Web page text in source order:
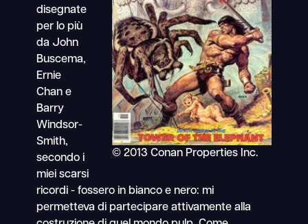
© 2013 Conan Properties Inc.
disegnate
per lo più
da John
Buscema,
Ernie
Chan e
Barry
Windsor-
Smith,
secondo i
miei scarsi
ricordi - fossero in bianco e nero: mi
permetteva di partecipare attivamente alla